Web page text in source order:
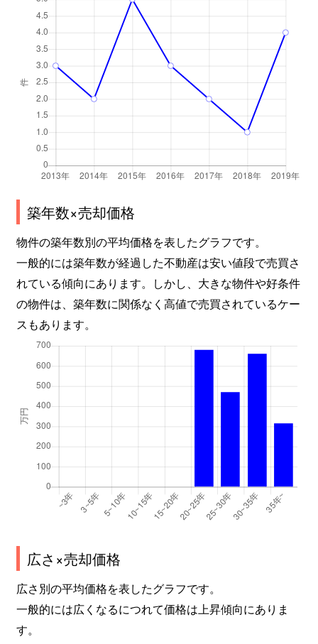
築年数×売却価格
物件の築年数別の平均価格を表したグラフです。
一般的には築年数が経過した不動産は安い値段で売買さ
れている傾向にあります。しかし、大きな物件や好条件
の物件は、築年数に関係なく高値で売買されているケー
スもあります。
広さ×売却価格
広さ別の平均価格を表したグラフです。
一般的には広くなるにつれて価格は上昇傾向にありま
す。